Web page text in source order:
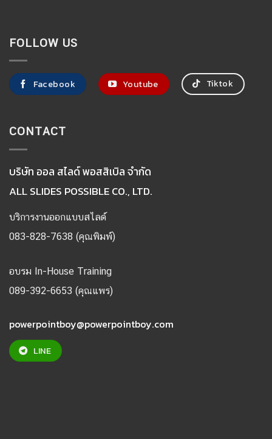
FOLLOW US
Facebook Youtube Tiktok
CONTACT
บริษัท ออล สไลด์ พอสสิเบิล จำกัด
ALL SLIDES POSSIBLE CO., LTD.
บริการงานออกแบบสไลด์
083-828-7638 (คุณพิมพ์)
อบรม In-House Training
089-392-6653 (คุณแพร)
powerpointboy@powerpointboy.com
LINE